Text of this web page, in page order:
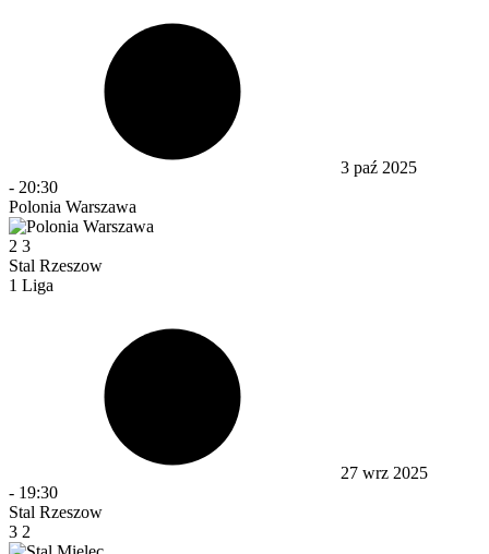
3 paź 2025
- 20:30
Polonia Warszawa
2 3
Stal Rzeszow
1 Liga
27 wrz 2025
- 19:30
Stal Rzeszow
3 2